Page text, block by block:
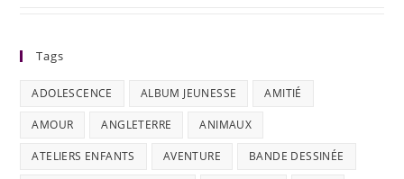
Tags
ADOLESCENCE ALBUM JEUNESSE AMITIÉ
AMOUR ANGLETERRE ANIMAUX
ATELIERS ENFANTS AVENTURE BANDE DESSINÉE